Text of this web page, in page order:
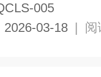
005
2026-03-18 | 阅